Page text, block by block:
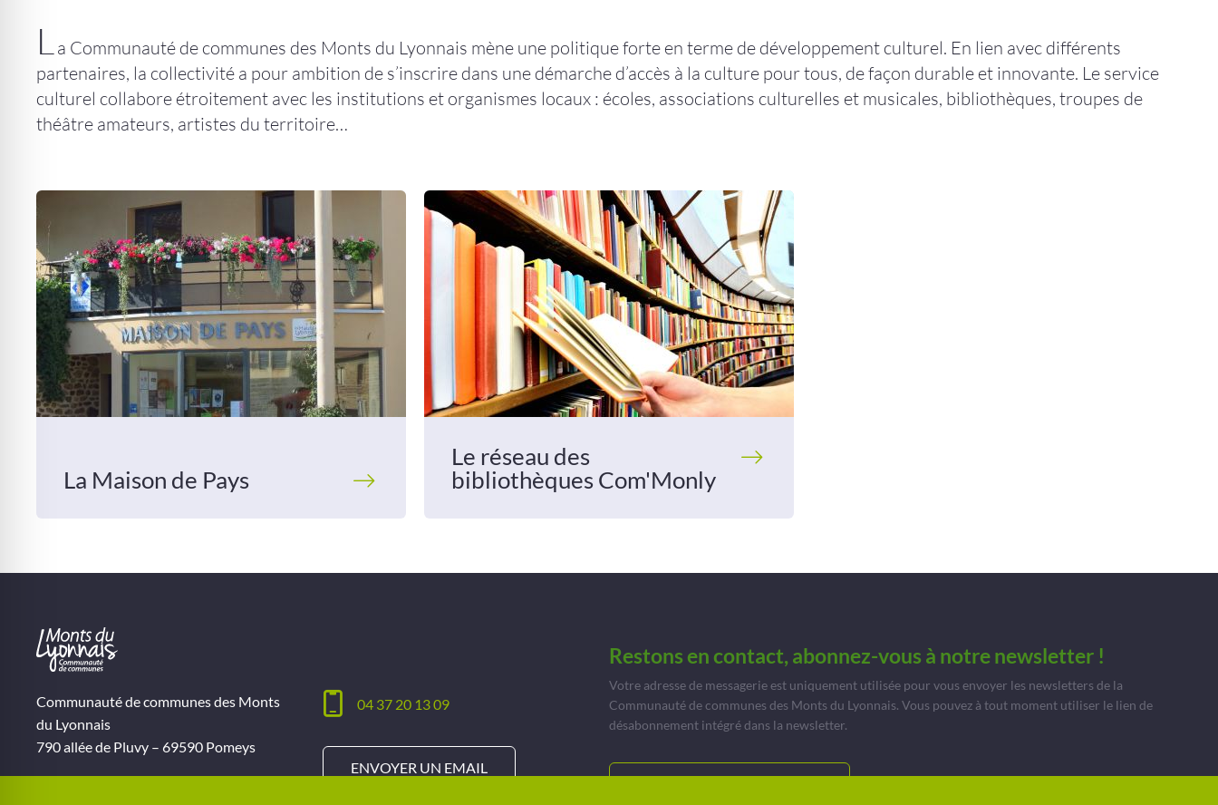
L
a Communauté de communes des Monts du Lyonnais mène une politique forte en terme de développement culturel. En lien avec différents
partenaires, la collectivité a pour ambition de s’inscrire dans une démarche d’accès à la culture pour tous, de façon durable et innovante. Le service
culturel collabore étroitement avec les institutions et organismes locaux : écoles, associations culturelles et musicales, bibliothèques, troupes de
théâtre amateurs, artistes du territoire…
La Maison de Pays
Le réseau des
bibliothèques Com'Monly
Communauté de communes des Monts
du Lyonnais
790 allée de Pluvy – 69590 Pomeys
Ouverture du lundi au vendredi
04 37 20 13 09
ENVOYER UN EMAIL
Restons en contact, abonnez-vous à notre newsletter !
Votre adresse de messagerie est uniquement utilisée pour vous envoyer les newsletters de la
Communauté de communes des Monts du Lyonnais. Vous pouvez à tout moment utiliser le lien de
désabonnement intégré dans la newsletter.